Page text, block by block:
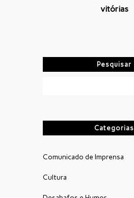
vitórias
Pesquisar
Categorias
Comunicado de Imprensa
Cultura